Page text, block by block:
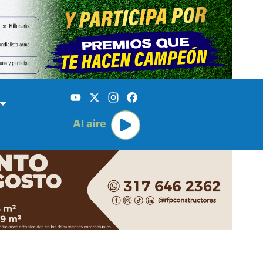
YouTube
X Instagram
Al aire